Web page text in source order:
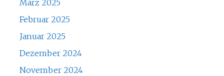
März 2025
Februar 2025
Januar 2025
Dezember 2024
November 2024